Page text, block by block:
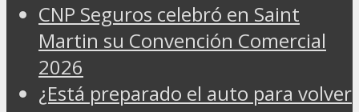
CNP Seguros celebró en Saint
Martin su Convención Comercial
2026
¿Está preparado el auto para volver